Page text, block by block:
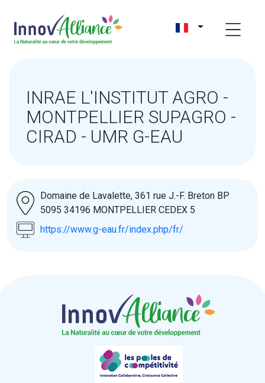
INRAE L'INSTITUT AGRO -
MONTPELLIER SUPAGRO -
CIRAD - UMR G-EAU
Domaine de Lavalette, 361 rue J.-F. Breton BP
5095 34196 MONTPELLIER CEDEX 5
https://www.g-eau.fr/index.php/fr/